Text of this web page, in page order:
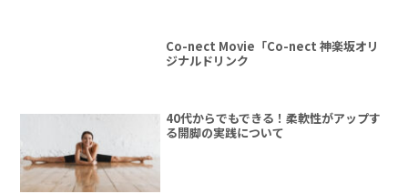
Co-nect Movie「Co-nect 神楽坂オリ
ジナルドリンク
40代からでもできる！柔軟性がアップす
る開脚の実践について